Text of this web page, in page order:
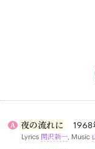
A 夜の流れに 1968
Lyrics 関沢新一, Music